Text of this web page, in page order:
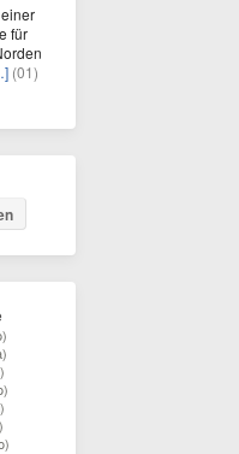
für
(01)